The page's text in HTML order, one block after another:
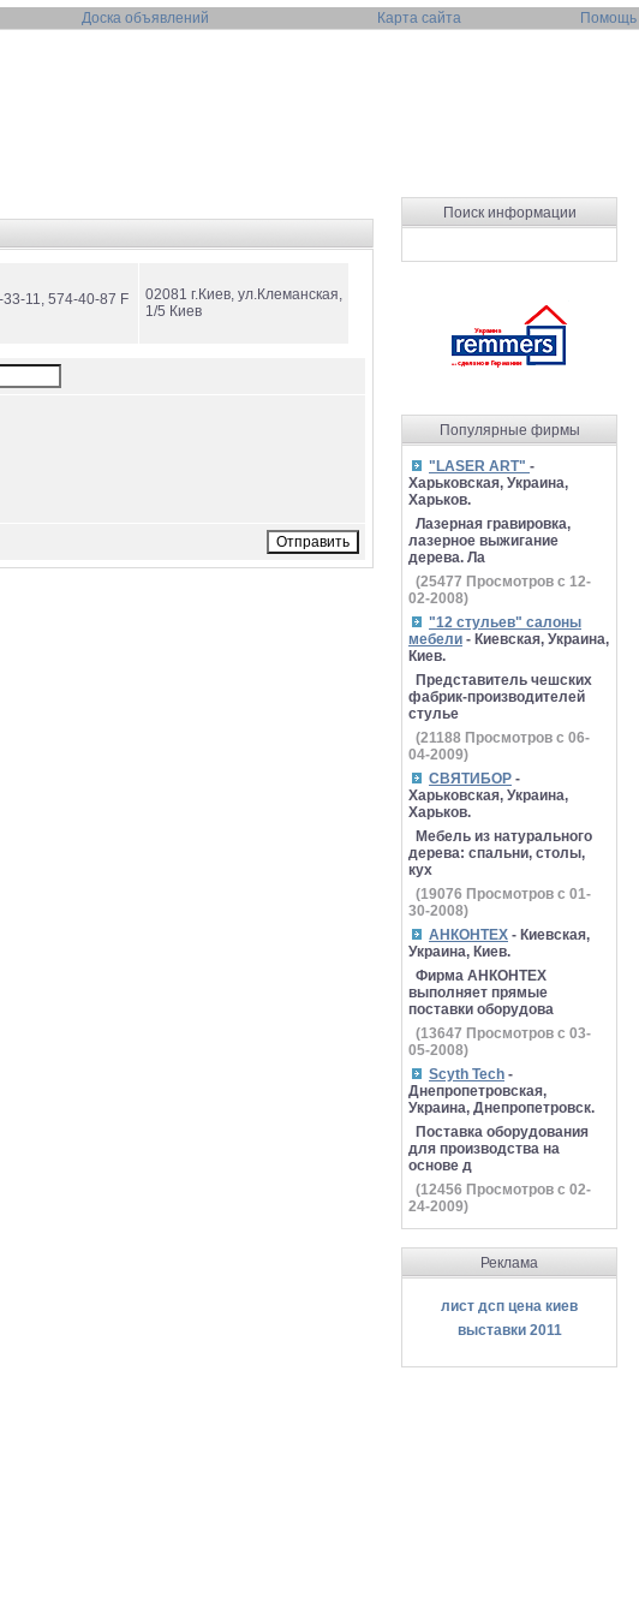
Доска объявлений Карта сайта Помощь
11, 574-40-87 F
02081 г.Киев, ул.Клеманская,
1/5 Киев
Поиск информации
Популярные фирмы
"LASER ART" -
Харьковская, Украина,
Харьков.
Лазерная гравировка,
лазерное выжигание
дерева. Ла
(25477 Просмотров с 12-
02-2008)
"12 стульев" салоны
мебели - Киевская, Украина,
Киев.
Представитель чешских
фабрик-производителей
стулье
(21188 Просмотров с 06-
04-2009)
СВЯТИБОР -
Харьковская, Украина,
Харьков.
Мебель из натурального
дерева: спальни, столы,
кух
(19076 Просмотров с 01-
30-2008)
АНКОНТЕХ - Киевская,
Украина, Киев.
Фирма АНКОНТЕХ
выполняет прямые
поставки оборудова
(13647 Просмотров с 03-
05-2008)
Scyth Tech -
Днепропетровская,
Украина, Днепропетровск.
Поставка оборудования
для производства на
основе д
(12456 Просмотров с 02-
24-2009)
Реклама
лист дсп цена киев
выставки 2011